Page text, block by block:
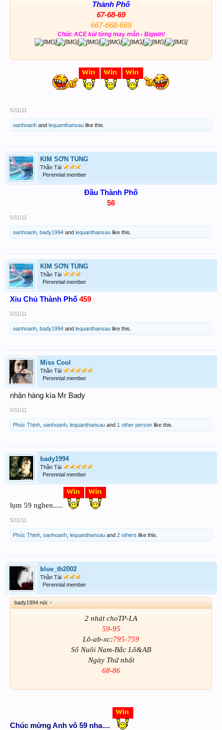
Thành Phố
67-68-69
667-668-669
Chúc ACE kúi từng may mắn - Bigwin!
5/11/11
oanhoanh and lequanthansau like this.
KIM SƠN TÙNG
Thần Tài
Perennial member
Đầu Thành Phố
56
5/11/11
oanhoanh bady1994 and lequanthansau like this.
KIM SƠN TÙNG
Thần Tài
Perennial member
Xiu Chủ Thành Phố 459
5/11/11
oanhoanh bady1994 and lequanthansau like this.
Miss Cool
Thần Tài
Perennial member
nhận hàng kìa Mr Bady
5/11/11
Phúc Thịnh oanhoanh lequanthansau and 1 other person like this.
bady1994
Thần Tài
Perennial member
lụm 59 nghen.....
5/11/11
Phúc Thịnh oanhoanh lequanthansau and 2 others like this.
blue_th2002
Thần Tài
Perennial member
bady1994 nói: ↑
2 nhát choTP-LA
59-95
Lô-ab-xc:795-759
Số Nuôi Nam-Bắc Lô&AB
Ngày Thứ nhất
68-86
Chúc mừng Anh vô 59 nha....